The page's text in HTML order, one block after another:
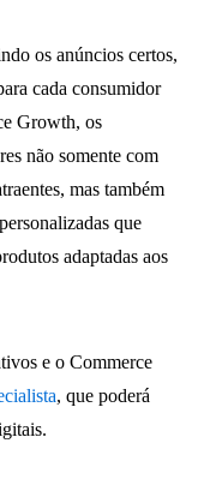
os anúncios certos,
cada consumidor
Growth, os
não somente com
mas também
que
adaptadas aos
e o Commerce
, que poderá